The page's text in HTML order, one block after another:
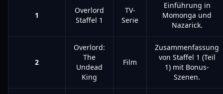
1
Overlord
Staffel 1
TV-
Serie
Einführung in
Momonga und
Nazarick.
2
Overlord:
The
Undead
King
Film
Zusammenfassung
von Staffel 1 (Teil
1) mit Bonus-
Szenen.